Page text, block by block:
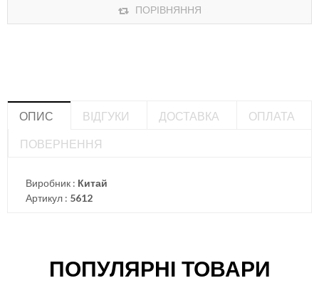
ПОРІВНЯННЯ
ОПИС ВІДГУКИ ДОСТАВКА
ОПЛАТА
ПОВЕРНЕННЯ
Виробник : Китай
Артикул : 5612
ПОПУЛЯРНІ ТОВАРИ